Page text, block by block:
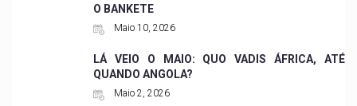
O BANKETE
Maio 10, 2026
LÁ VEIO O MAIO: QUO VADIS ÁFRICA, ATÉ
QUANDO ANGOLA?
Maio 2, 2026